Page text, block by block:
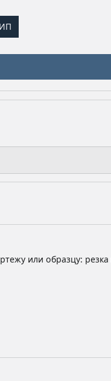
или образцу: